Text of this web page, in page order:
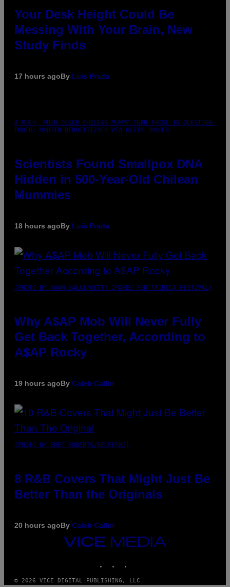
Your Desk Height Could Be
Messing With Your Brain, New
Study Finds
17 hours agoBy Luis Prada
A MUCH, MUCH OLDER CHILEAN MUMMY THAN THOSE IN QUESTION.
PHOTO: MARTIN BERNETTI/AFP VIA GETTY IMAGES
Scientists Found Smallpox DNA
Hidden in 500-Year-Old Chilean
Mummies
18 hours agoBy Luis Prada
(PHOTO BY NOAM GALAI/GETTY IMAGES FOR TRIBECA FESTIVAL)
Why A$AP Mob Will Never Fully
Get Back Together, According to
A$AP Rocky
19 hours agoBy Caleb Catlin
(PHOTO BY EBET ROBERTS/REDFERNS)
8 R&B Covers That Might Just Be
Better Than the Originals
20 hours agoBy Caleb Catlin
VICE
© 2026 VICE DIGITAL PUBLISHING, LLC